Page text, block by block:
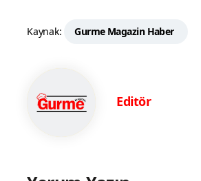
Kaynak: Gurme Magazin Haber
Editör